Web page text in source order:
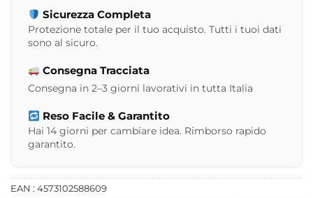
Sicurezza Completa
Protezione totale per il tuo acquisto. Tutti i tuoi dati
sono al sicuro.
Consegna Tracciata
Consegna in 2–3 giorni lavorativi in tutta Italia
Reso Facile & Garantito
Hai 14 giorni per cambiare idea. Rimborso rapido
garantito.
EAN : 4573102588609